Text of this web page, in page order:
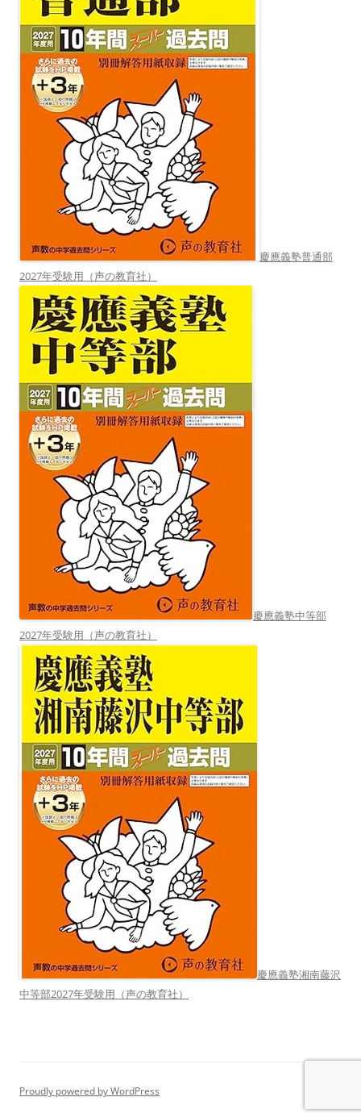
慶應義塾普通部
2027年受験用（声の教育社）
慶應義塾中等部
2027年受験用（声の教育社）
慶應義塾湘南藤沢
中等部2027年受験用（声の教育社）
Proudly powered by WordPress